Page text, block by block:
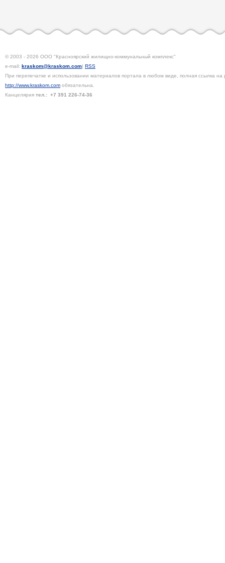
© 2003 - 2026 ООО "Красноярский жилищно-коммунальный комплекс"
e-mail: kraskom@kraskom.com| RSS
При перепечатке и использовании материалов портала в любом виде, полная ссылка на
http://www.kraskom.com обязательна.
Канцелярия тел.: +7 391 226-74-36